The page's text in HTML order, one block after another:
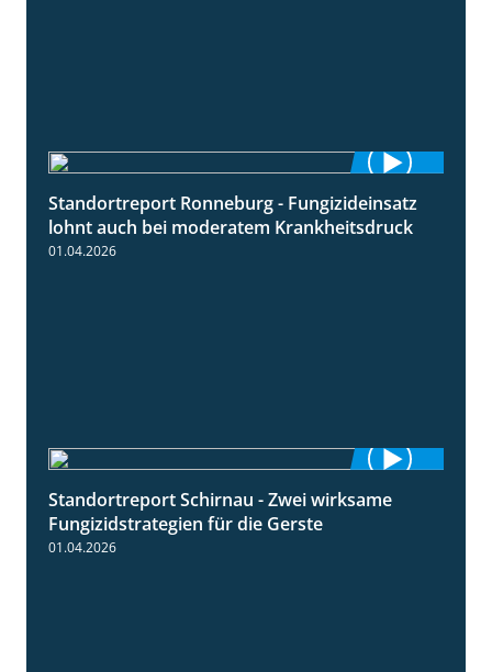
5:04
Standortreport Ronneburg - Fungizideinsatz
lohnt auch bei moderatem Krankheitsdruck
01.04.2026
4:27
Standortreport Schirnau - Zwei wirksame
Fungizidstrategien für die Gerste
01.04.2026